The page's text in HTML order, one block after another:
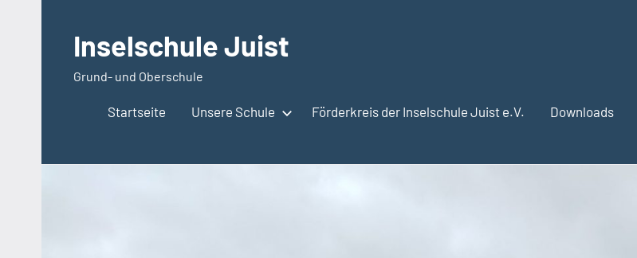
springenInselschule Juist
Grund- und Oberschule
Startseite Unsere Schule Förderkreis der Inselschule Juist e.V. Downloads